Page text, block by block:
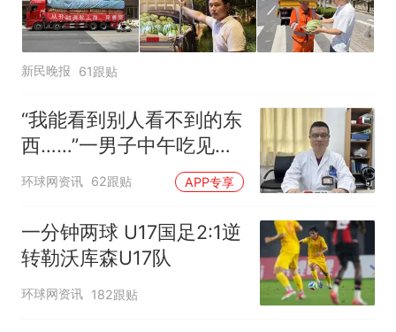
新民晚报 61跟贴
“我能看到别人看不到的东
西……”一男子中午吃见手
青没事，晚上再吃却出现
环球网资讯 62跟贴 APP专享
一分钟两球 U17国足2:1逆
转勒沃库森U17队
环球网资讯 182跟贴